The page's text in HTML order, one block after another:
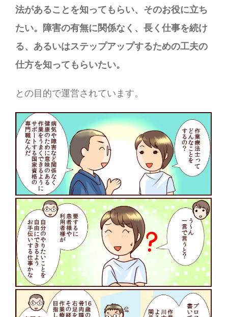
法があることを知ってもらい、そのお役に立ち
たい。障害の有無に関係なく、長く仕事を続け
る、あるいはステップアップするための工夫の
仕方を知ってもらいたい。
との目的で運営されています。